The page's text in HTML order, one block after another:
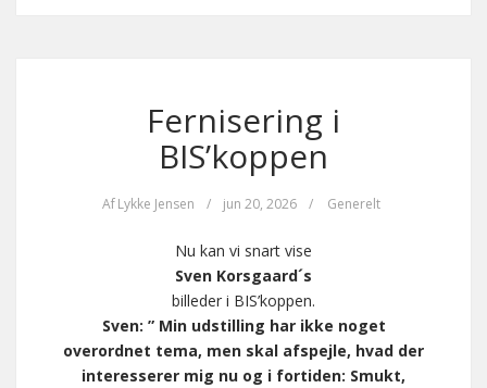
Fernisering i
BIS’koppen
Af Lykke Jensen / jun 20, 2026 / Generelt
Nu kan vi snart vise
Sven Korsgaard´s
billeder i BIS’koppen.
Sven: ” Min udstilling har ikke noget
overordnet tema, men skal afspejle, hvad der
interesserer mig nu og i fortiden: Smukt,